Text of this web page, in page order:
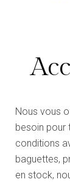
Nous vous
besoin pour
conditions
baguettes,
en stock,